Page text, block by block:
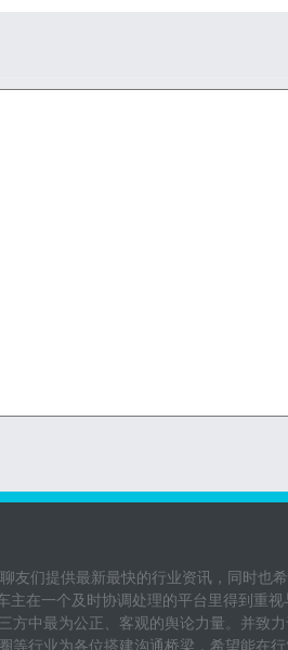
友们提供最新最快的行业资讯，同时也
主在一个及时协调处理的平台里得到重
方中最为公正、客观的舆论力量。并致
行业为各位搭建沟通桥梁，希望能在行